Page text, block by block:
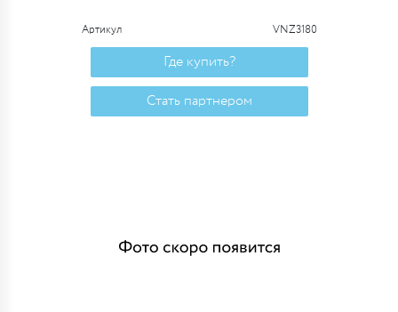
Артикул VNZ3180
Где купить?
Стать партнером